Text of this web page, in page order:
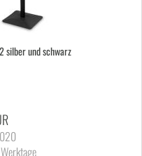
sil­ber und schwarz